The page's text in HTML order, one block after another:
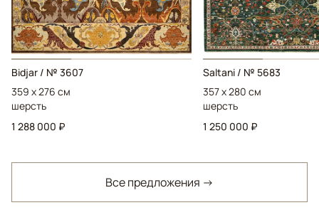
Bidjar / № 3607
359 x 276 см
шерсть
1 288 000 ₽
Saltani / № 5683
357 x 280 см
шерсть
1 250 000 ₽
Все предложения →